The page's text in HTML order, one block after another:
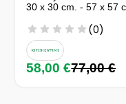
30 x 30 cm. - 57 x 57
(0)
58,00 €77,00 €